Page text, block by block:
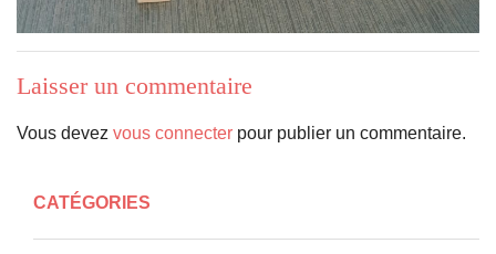
Laisser un commentaire
Vous devez vous connecter pour publier un commentaire.
CATÉGORIES